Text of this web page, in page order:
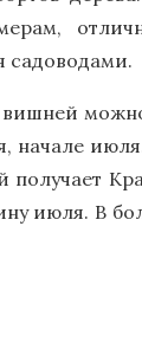
садоводами.
начале
июля. В